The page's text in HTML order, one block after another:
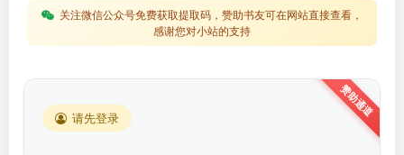
关注微信公众号免费获取提取码，赞助书友可在网站直接查看，
感谢您对小站的支持
请先登录